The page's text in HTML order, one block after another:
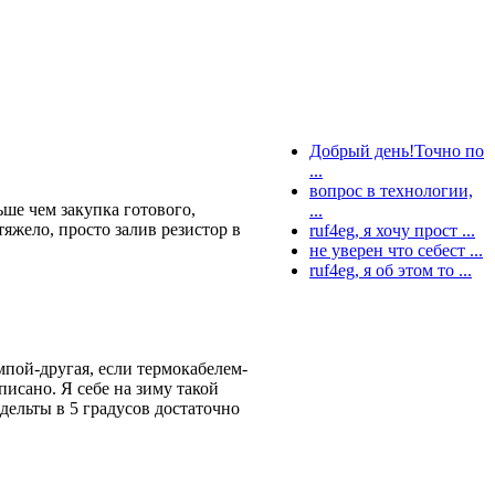
чем закупка готового,
просто залив резистор в
другая, если термокабелем-
Я себе на зиму такой
в 5 градусов достаточно
Добрый день!Точно по
...
вопрос в технологии,
...
ruf4eg, я хочу прост ...
не уверен что себест ...
ruf4eg, я об этом то ...